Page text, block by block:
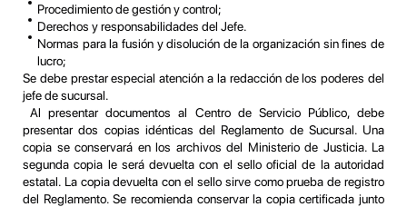
Procedimiento de gestión y control;
Derechos y responsabilidades del Jefe.
Normas para la fusión y disolución de la organización sin fines de
lucro;
Se debe prestar especial atención a la redacción de los poderes del
jefe de sucursal.
Al presentar documentos al Centro de Servicio Público, debe
presentar dos copias idénticas del Reglamento de Sucursal. Una
copia se conservará en los archivos del Ministerio de Justicia. La
segunda copia le será devuelta con el sello oficial de la autoridad
estatal. La copia devuelta con el sello sirve como prueba de registro
del Reglamento. Se recomienda conservar la copia certificada junto